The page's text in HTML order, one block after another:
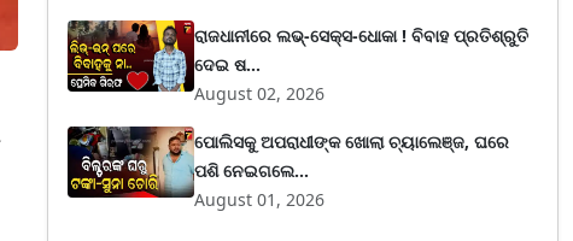
ରାଜଧାନୀରେ ଲଭ୍-ସେକ୍ସ-ଧୋକା ! ବିବାହ ପ୍ରତିଶ୍ରୁତି
ଦେଇ ଷ...
August 02, 2026
ପୋଲିସକୁ ଅପରାଧୀଙ୍କ ଖୋଲା ଚ୍ୟାଲେଞ୍ଜ, ଘରେ
ପଶି ନେଇଗଲେ...
August 01, 2026